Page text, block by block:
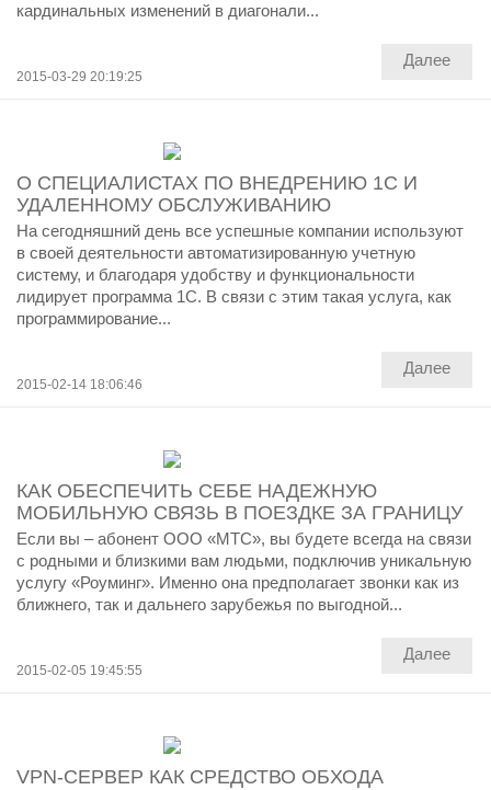
кардинальных изменений в диагонали...
2015-03-29 20:19:25
Далее
О СПЕЦИАЛИСТАХ ПО ВНЕДРЕНИЮ 1С И
УДАЛЕННОМУ ОБСЛУЖИВАНИЮ
На сегодняшний день все успешные компании используют
в своей деятельности автоматизированную учетную
систему, и благодаря удобству и функциональности
лидирует программа 1С. В связи с этим такая услуга, как
программирование...
2015-02-14 18:06:46
Далее
КАК ОБЕСПЕЧИТЬ СЕБЕ НАДЕЖНУЮ
МОБИЛЬНУЮ СВЯЗЬ В ПОЕЗДКЕ ЗА ГРАНИЦУ
Если вы – абонент ООО «МТС», вы будете всегда на связи
с родными и близкими вам людьми, подключив уникальную
услугу «Роуминг». Именно она предполагает звонки как из
ближнего, так и дальнего зарубежья по выгодной...
2015-02-05 19:45:55
Далее
VPN-СЕРВЕР КАК СРЕДСТВО ОБХОДА